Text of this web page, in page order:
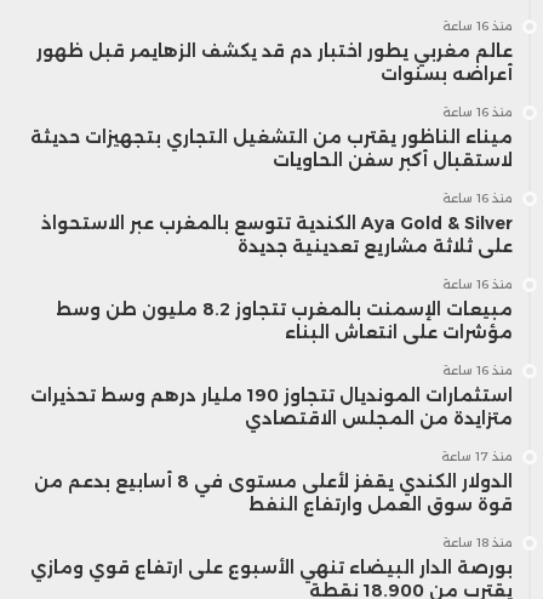
منذ 16 ساعة
عالم مغربي يطور اختبار دم قد يكشف الزهايمر قبل ظهور
أعراضه بسنوات
منذ 16 ساعة
ميناء الناظور يقترب من التشغيل التجاري بتجهيزات حديثة
لاستقبال أكبر سفن الحاويات
منذ 16 ساعة
Aya Gold & Silver الكندية تتوسع بالمغرب عبر الاستحواذ
على ثلاثة مشاريع تعدينية جديدة
منذ 16 ساعة
مبيعات الإسمنت بالمغرب تتجاوز 8.2 مليون طن وسط
مؤشرات على انتعاش البناء
منذ 16 ساعة
استثمارات المونديال تتجاوز 190 مليار درهم وسط تحذيرات
متزايدة من المجلس الاقتصادي
منذ 17 ساعة
الدولار الكندي يقفز لأعلى مستوى في 8 أسابيع بدعم من
قوة سوق العمل وارتفاع النفط
منذ 18 ساعة
بورصة الدار البيضاء تنهي الأسبوع على ارتفاع قوي ومازي
يقترب من 18.900 نقطة